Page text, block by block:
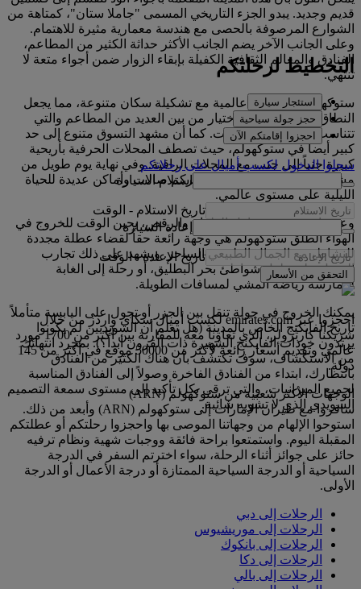
قديم وجديد. يبدو الجزء التاريخي المسمى "جاملا ستان"، كمتاهة من
الشوارع المرصوفة بالحصى مع هندسة معمارية مثيرة للاهتمام.
وعلى الجانب الآخر يضم الجانب الأكثر حداثة الكثير من المطاعم،
الفنادق والمعالم الثقافية الكفيلة بإبقاء الزوار ضمن أجواء متعة لا
تنتهي.
ستوكهولم هي مدينة عالمية مع تشكيلة سكان متنوعة، مما يجعل
النطاق واسعا أمامك للاختيار من بين العديد من المطاعم والتي
تتناسب مع جميع الميزانيات. كما أن مشهد التسوق متنوع إلى حد
كبير أيضاً في ستوكهولم، حيث تصطف المحلات الحرفية بأريحية
كبيرة جنباً إلى جنب مع المحلات الراقية. وفي نهاية يوم طويل من
مشاهدة المعالم السياحية، تنتظركم صالات وأماكن عديدة للحياة
الليلية على مستوى عالمي.
وعندما تنتهون من تناول الطعام والرقص، يحين الوقت للخروج في
الهواء الطلق ستوكهولم هي وجهة رائعة حقاً لقضاء عطلة مجددة
للنشاط، مع الجمال الطبيعي الساحر. ويشهد على ذلك تجارب
التجول على طول شواطئ بحر البطليق، أو رحلة إلى الغابة
لممارسة رياضة المشي لمسافات الطويلة.
يمكنك الخروج في جولة تنقل بين الجزر أو تجول على اليابسة متأملاً
تاريخ الفايكنج الخاص بالمدينة (هل تعلم أن السويديين لم يكونوا
يرتدون خوذات الفايكنج الشهيرة ذات القرون أبداً؟). بمجرد انتهائك
من الاستكشاف، سوف تكتشف بأن هناك الكثير من الفنادق
بانتظارك، ابتداء من الفنادق الفاخرة وصولاً إلى الفنادق المناسبة
لجميع الميزانيات، والتي ترقى بكل تأكيد إلى مستوى سمعة التصميم
السويدي الذي لا تشوبه شائبة.
التخطيط لرحلتكم
استئجار سيارة
حجز جولة سياحية
احجزوا إقامتكم الآن
سجلوا الدخول لكسب أميالٍ على رحلاتكم
استلام السيارة
تاريخ الاستلام - الوقت
إعادة السيارة
تاريخ الإعادة - الوقت
التحقق من الأسعار
احجزوا عبر emirates.com لكسب أميال سكاي واردز من خلال
شريكنا كارترولر، الذي تعاونا معه للمقارنة بين أكثر من 1700 مورد
عالمي وتقديم أسعار رائعة لأكثر من 50000 موقع في أكثر من 145
دولة.
الوجهات الأكثر شعبية من ستوكهولم (ARN)
سافروا مع طيران الإمارات إلى ستوكهولم (ARN) وأبعد من ذلك.
استوحوا الإلهام من وجهاتنا الموصى بها واحجزوا رحلتكم أو عطلتكم
المقبلة اليوم. واستمتعوا براحة فائقة ووجبات شهية ونظام ترفيه
حائز على جوائز أثناء الرحلة، سواء اخترتم السفر في الدرجة
السياحية أو الدرجة السياحية الممتازة أو درجة الأعمال أو الدرجة
الأولى.
الرحلات إلى دبي
الرحلات إلى موريشيوس
الرحلات إلى بانكوك
الرحلات إلى دكا
الرحلات إلى بالي